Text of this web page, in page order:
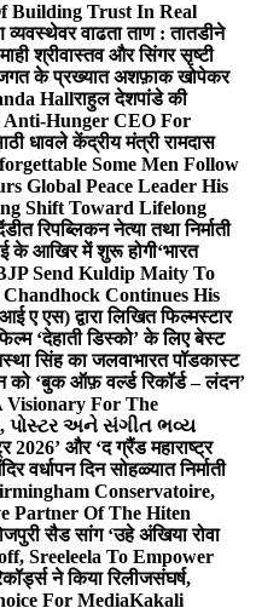
Building Trust In Real
व्यवस्थेवर वाढता ताण : तातडीने
श्रीवास्तव और सिंगर सृष्टी
के प्रख्यात अशफ़ाक खोपेकर
Hallराहुल देशपांडे की
Anti-Hunger CEO For
धावले केंद्रीय मंत्री रामदास
Some Men Follow
Global Peace Leader His
Shift Toward Lifelong
रिपब्लिकन नेत्या तथा निर्माती
के आखिर में शुरू होगी‘भारत
Send Kuldip Maity To
Continues His
ए एस) द्वारा लिखित फिल्मस्टार
‘देहाती डिस्को’ के लिए बेस्ट
सिंह का जलवाभारत पॉडकास्ट
को ‘बुक ऑफ़ वर्ल्ड रिकॉर्ड – लंदन’
Visionary For The
પોસ્ટર અને સંગીત ભવ્ય
2026’ और ‘द ग्रैंड महाराष्ट्र
वर्धापन दिन सोहळ्यात निर्माती
Conservatoire,
Partner Of The Hiten
सैड सांग ‘उहे अंखिया रोवा
Sreeleela To Empower
ने किया रिलीजसंघर्ष,
For MediaKakali